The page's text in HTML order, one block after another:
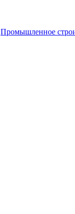
Промышленное